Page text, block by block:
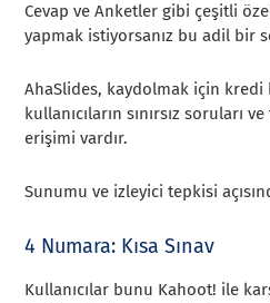
Cevap ve Anketler gibi çeşitli
yapmak istiyorsanız bu adil bir
AhaSlides, kaydolmak için kredi
kullanıcıların sınırsız soruları
erişimi vardır.
Sunumu ve izleyici tepkisi
4 Numara: Kısa Sınav
Kullanıcılar bunu Kahoot! ile